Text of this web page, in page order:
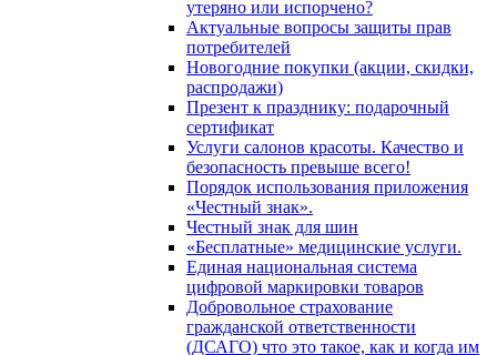
утеряно или испорчено?
Актуальные вопросы защиты прав
потребителей
Новогодние покупки (акции, скидки,
распродажи)
Презент к празднику: подарочный
сертификат
Услуги салонов красоты. Качество и
безопасность превыше всего!
Порядок использования приложения
«Честный знак».
Честный знак для шин
«Бесплатные» медицинские услуги.
Единая национальная система
цифровой маркировки товаров
Добровольное страхование
гражданской ответственности
(ДСАГО) что это такое, как и когда им